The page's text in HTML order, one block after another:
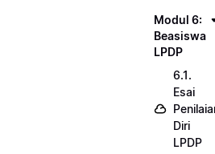
Modul 6:
Beasiswa
LPDP
6.1.
Esai
Diri
LPDP